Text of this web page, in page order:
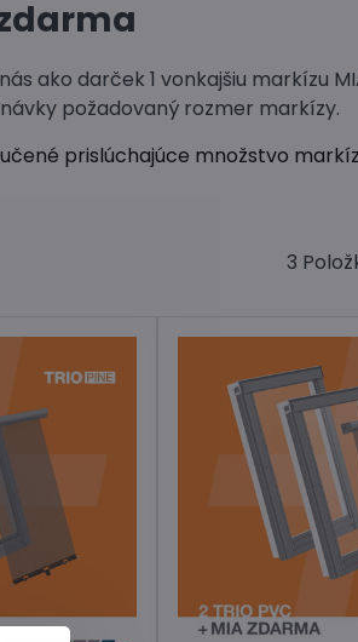
ako darček 1 vonkajšiu markízu
požadovaný rozmer markízy.
prislúchajúce množstvo
3